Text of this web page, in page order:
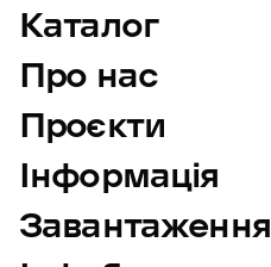
Каталог
Про нас
Проєкти
Інформація
Завантаження